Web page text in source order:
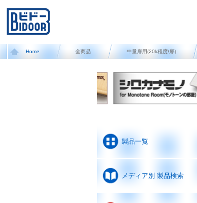
Home 全商品 中量扉用(20k程度/扉)
製品一覧
メディア別 製品検索